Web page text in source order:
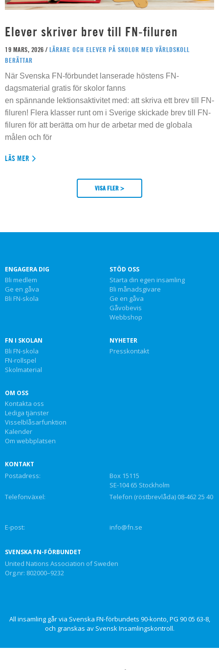
Elever skriver brev till FN-filuren
19 MARS, 2026 / LÄRARE OCH ELEVER PÅ SKOLOR MED VÄRLDSKOLL
BERÄTTAR
När Svenska FN-förbundet lanserade höstens FN-
dagsmaterial gratis för skolor fanns
en spännande lektionsaktivitet med: att skriva ett brev till FN-
filuren! Flera klasser runt om i Sverige skickade brev till FN-
filuren för att berätta om hur de arbetar med de globala
målen och för
LÄS MER
VISA FLER >
ENGAGERA DIG
Bli medlem
Ge en gåva
Bli FN-skola
STÖD OSS
Starta din egen insamling
Bli månadsgivare
Ge en gåva
Gåvobevis
Webbshop
FN I SKOLAN
Bli FN-skola
FN-rollspel
Skolmaterial
NYHETER
Presskontakt
OM OSS
Kontakta oss
Lediga tjänster
Visselblåsarfunktion
Kalender
Om webbplatsen
KONTAKT
Postadress:
Box 15115
SE-104 65 Stockholm
Telefonväxel:
Telefon (röstbrevlåda) 08-462 25 40
E-post: info@fn.se
SVENSKA FN-FÖRBUNDET
United Nations Association of Sweden
Org.nr: 802000–9232
All insamling går via Svenska FN-förbundets 90-konto, PG 90 05 63-8,
och granskas av Svensk Insamlingskontroll.